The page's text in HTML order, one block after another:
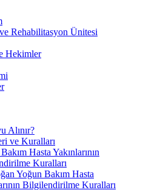
Rehabilitasyon Ünitesi
Hekimler
Alınır?
ve Kuralları
Hasta Yakınlarının
Kuralları
Yoğun Bakım Hasta
Bilgilendirilme Kuralları